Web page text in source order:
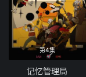
第4集
记忆管理局